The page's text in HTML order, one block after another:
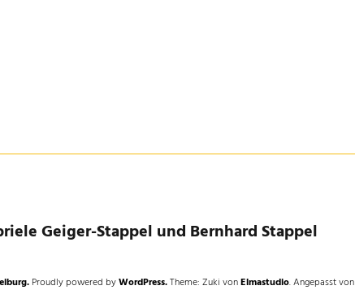
Geiger-Stappel und Bernhard Stappel
Proudly powered byWordPress.Theme: Zuki vonElmastudio.Angepasst von